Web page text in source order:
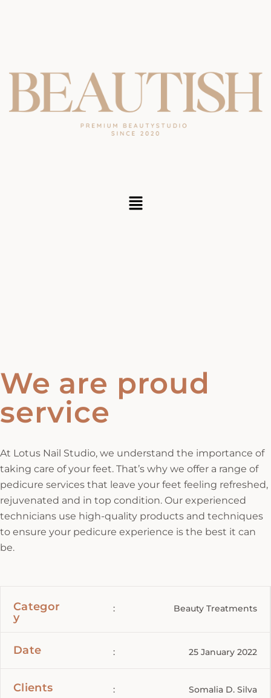
We are proud
service
At Lotus Nail Studio, we understand the importance of
taking care of your feet. That’s why we offer a range of
pedicure services that leave your feet feeling refreshed,
rejuvenated and in top condition. Our experienced
technicians use high-quality products and techniques
to ensure your pedicure experience is the best it can
be.
Categor
y
: Beauty Treatments
Date : 25 January 2022
Clients : Somalia D. Silva